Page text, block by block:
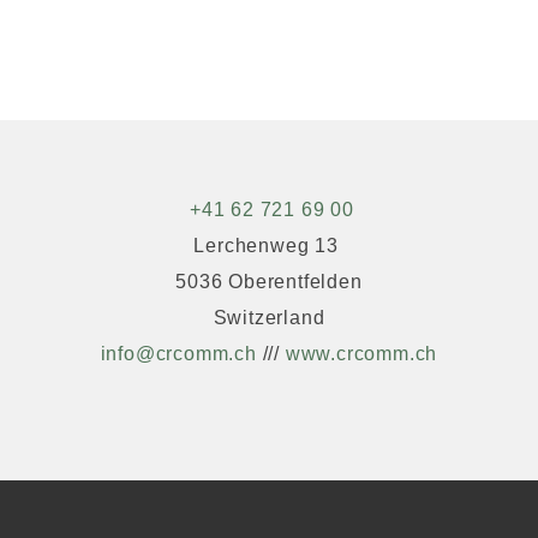
+41 62 721 69 00
Lerchenweg 13
5036 Oberentfelden
Switzerland
info@crcomm.ch /// www.crcomm.ch